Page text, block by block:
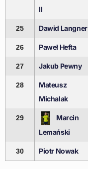
II
25 Dawid Langner
26 Paweł Hefta
27 Jakub Pewny
28
Mateusz
Michalak
29
Marcin
Lemański
30 Piotr Nowak